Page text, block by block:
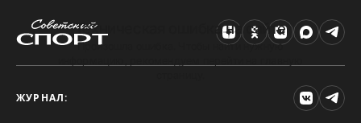
Техническая ошибка на сайте
Произошла ошибка. Чтобы найти нужную
ЖУРНАЛ: